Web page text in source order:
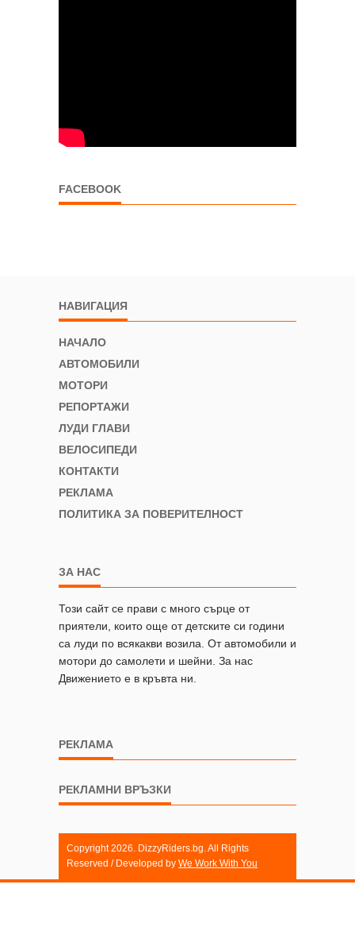
FACEBOOK
НАВИГАЦИЯ
НАЧАЛО
АВТОМОБИЛИ
МОТОРИ
РЕПОРТАЖИ
ЛУДИ ГЛАВИ
ВЕЛОСИПЕДИ
КОНТАКТИ
РЕКЛАМА
ПОЛИТИКА ЗА ПОВЕРИТЕЛНОСТ
ЗА НАС
Този сайт се прави с много сърце от
приятели, които още от детските си години
са луди по всякакви возила. От автомобили и
мотори до самолети и шейни. За нас
Движението е в кръвта ни.
РЕКЛАМА
РЕКЛАМНИ ВРЪЗКИ
Copyright 2026. DizzyRiders.bg. All Rights
Reserved / Developed by We Work With You